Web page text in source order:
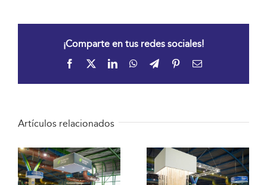
¡Comparte en tus redes sociales!
Facebook LinkedInWhatsApp
TelegramPinterestCorreo
Artículos relacionados